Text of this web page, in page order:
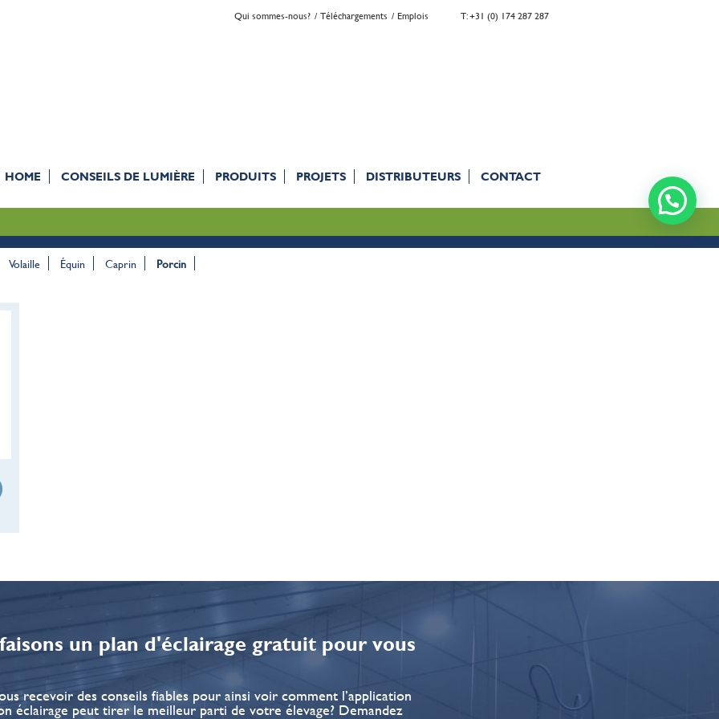
Qui sommes-nous? Téléchargements Emplois T: +31 (0) 174 287 287
HOME CONSEILS DE LUMIÈRE PRODUITS PROJETS DISTRIBUTEURS CONTACT
Volaille Équin Caprin Porcin
un plan d'éclairage gratuit pour vous
recevoir des conseils fiables pour ainsi voir comment l’application
éclairage peut tirer le meilleur parti de votre élevage? Demandez